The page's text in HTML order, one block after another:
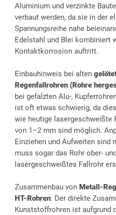
Aluminium und verzinkte
verbaut werden, da sie in der
Spannungsreihe nahe
Edelstahl und Blei kombiniert
Kontaktkorrosion auftritt.
Einbauhinweis bei alten
Regenfallrohren (Rohre
bei gefalzten Alu-,
ist oft etwas schwierig, da
wie heutige lasergeschweißte
von 1–2 mm sind möglich.
Einziehen und Aufweiten sind
muss sogar das Rohr ober-
lasergeschweißtes Fallrohr
Zusammenbau von Metall-
HT-Rohren: Der direkte
Kunststoffrohren ist aufgrund